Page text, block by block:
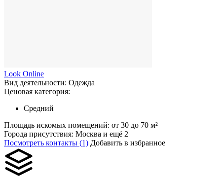
Look Online
Вид деятельности: Одежда
Ценовая категория:
Средний
Площадь искомых помещений: от 30 до 70 м²
Города присутствия: Москва и ещё 2
Посмотреть контакты (1) Добавить в избранное